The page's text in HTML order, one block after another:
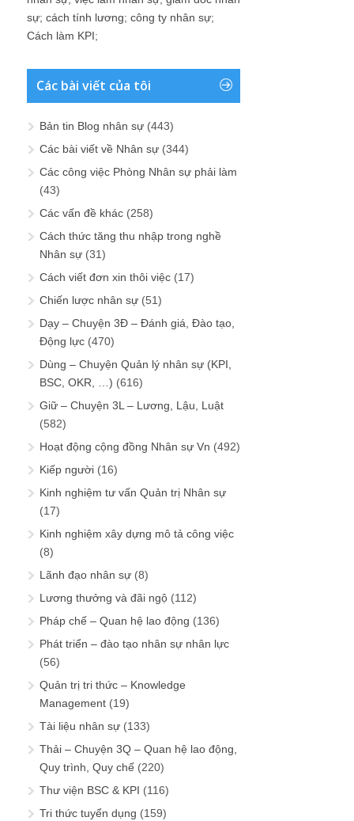
sự; cách tính lương; công ty nhân sự;
Cách làm KPI;
Các bài viết của tôi
Bản tin Blog nhân sự (443)
Các bài viết về Nhân sự (344)
Các công việc Phòng Nhân sự phải làm
(43)
Các vấn đề khác (258)
Cách thức tăng thu nhập trong nghề
Nhân sự (31)
Cách viết đơn xin thôi việc (17)
Chiến lược nhân sự (51)
Dạy – Chuyện 3Đ – Đánh giá, Đào tạo,
Động lực (470)
Dùng – Chuyện Quản lý nhân sự (KPI,
BSC, OKR, …) (616)
Giữ – Chuyện 3L – Lương, Lậu, Luật
(582)
Hoạt động cộng đồng Nhân sự Vn (492)
Kiếp người (16)
Kinh nghiệm tư vấn Quản trị Nhân sự
(17)
Kinh nghiệm xây dựng mô tả công việc
(8)
Lãnh đạo nhân sự (8)
Lương thưởng và đãi ngộ (112)
Pháp chế – Quan hệ lao động (136)
Phát triển – đào tạo nhân sự nhân lực
(56)
Quản trị tri thức – Knowledge
Management (19)
Tài liệu nhân sự (133)
Thải – Chuyện 3Q – Quan hệ lao động,
Quy trình, Quy chế (220)
Thư viện BSC & KPI (116)
Tri thức tuyển dụng (159)